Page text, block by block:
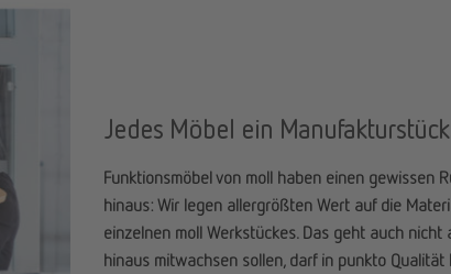
Jedes Möbel ein
Funktionsmöbel von moll haben einen gewissen
hinaus: Wir legen allergrößten Wert auf die
einzelnen moll Werkstückes. Das geht auch
hinaus mitwachsen sollen, darf in punkto